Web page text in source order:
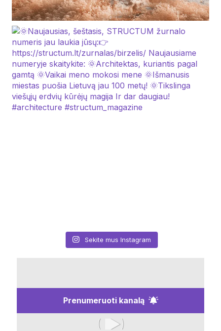
Sekite mus Instagram
Prenumeruoti kanalą